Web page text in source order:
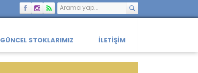
GÜNCEL STOKLARIMIZ İLETIŞIM